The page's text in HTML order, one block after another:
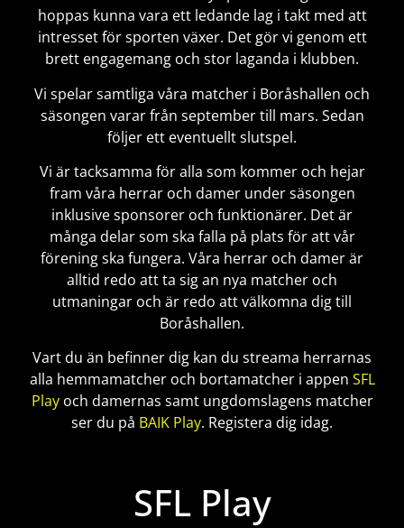
hoppas kunna vara ett ledande lag i takt med att
intresset för sporten växer. Det gör vi genom ett
brett engagemang och stor laganda i klubben.
Vi spelar samtliga våra matcher i Boråshallen och
säsongen varar från september till mars. Sedan
följer ett eventuellt slutspel.
Vi är tacksamma för alla som kommer och hejar
fram våra herrar och damer under säsongen
inklusive sponsorer och funktionärer. Det är
många delar som ska falla på plats för att vår
förening ska fungera. Våra herrar och damer är
alltid redo att ta sig an nya matcher och
utmaningar och är redo att välkomna dig till
Boråshallen.
Vart du än befinner dig kan du streama herrarnas
alla hemmamatcher och bortamatcher i appen SFL
Playoch damernas samt ungdomslagens matcher
ser du på BAIK Play. Registera dig idag.
SFL Play